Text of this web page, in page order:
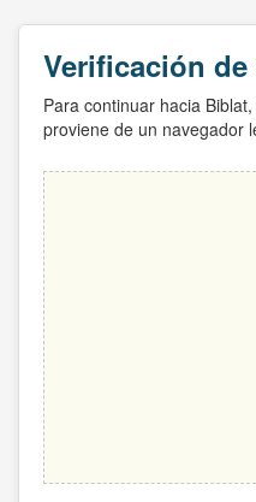
Verificación de
Para continuar hacia
proviene de un navegador